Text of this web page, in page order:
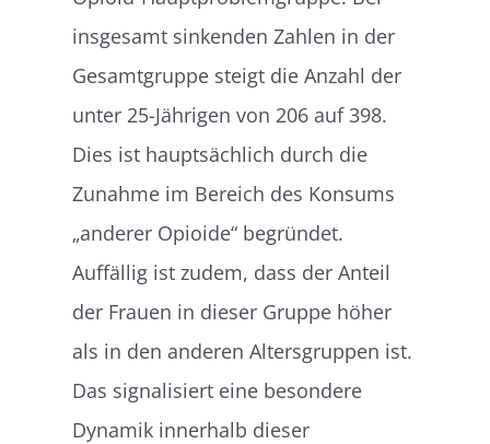
insgesamt sinkenden Zahlen in der
Gesamtgruppe steigt die Anzahl der
unter 25-Jährigen von 206 auf 398.
Dies ist hauptsächlich durch die
Zunahme im Bereich des Konsums
„anderer Opioide“ begründet.
Auffällig ist zudem, dass der Anteil
der Frauen in dieser Gruppe höher
als in den anderen Altersgruppen ist.
Das signalisiert eine besondere
Dynamik innerhalb dieser